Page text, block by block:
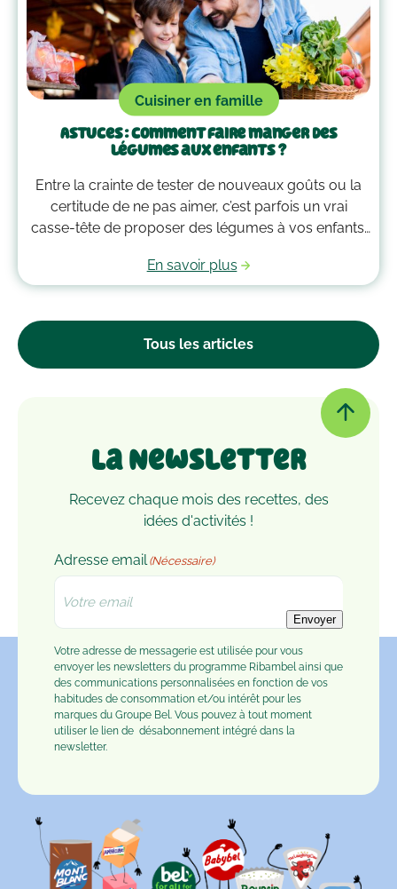
Tous les articles
Cuisiner en famille
Astuces : comment faire manger des
légumes aux enfants ?
Entre la crainte de tester de nouveaux goûts ou la
certitude de ne pas aimer, c’est parfois un vrai
casse-tête de proposer des légumes à vos enfants.
vous aideront à leur en faire manger facilement.
En savoir plus
La Newsletter
Recevez chaque mois des recettes, des
idées d'activités !
Adresse email (Nécessaire)
Envoyer
Votre adresse de messagerie est utilisée pour vous
envoyer les newsletters du programme Ribambel ainsi que
des communications personnalisées en fonction de vos
habitudes de consommation et/ou intérêt pour les
marques du Groupe Bel. Vous pouvez à tout moment
utiliser le lien de désabonnement intégré dans la
newsletter.